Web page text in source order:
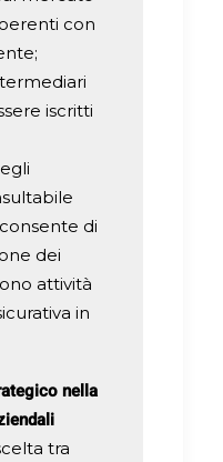
con
iscritti
di
dei
attività
in
nella
tra